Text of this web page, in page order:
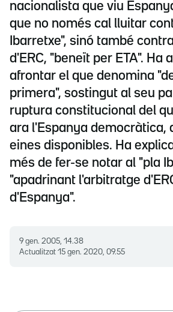
nacionalista que viu
que no només cal lluitar
Ibarretxe", sinó també
d'ERC, "beneït per ETA". Ha
afrontar el que denomina
primera", sostingut al seu
ruptura constitucional del
ara l'Espanya democràtica,
eines disponibles. Ha
més de fer-se notar al "pla
"apadrinant l'arbitratge
d'Espanya".
9 gen. 2005, 14.38
Actualitzat 15 gen. 2020, 09.55